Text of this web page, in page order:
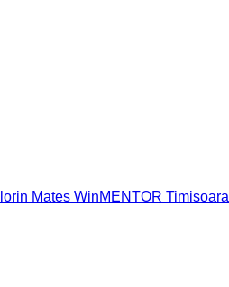
Mates WinMENTOR Timisoara